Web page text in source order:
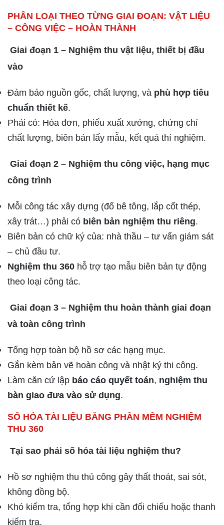
PHÂN LOẠI THEO TỪNG GIAI ĐOẠN: VẬT LIỆU
– CÔNG VIỆC – HOÀN THÀNH
Giai đoạn 1 – Nghiệm thu vật liệu, thiết bị đầu
vào
Đảm bảo nguồn gốc, chất lượng, và phù hợp tiêu
chuẩn thiết kế.
Phải có: Hóa đơn, phiếu xuất xưởng, chứng chỉ
chất lượng, biên bản lấy mẫu, kết quả thí nghiệm.
Giai đoạn 2 – Nghiệm thu công việc, hạng mục
công trình
Mỗi công tác xây dựng (đổ bê tông, lắp cốt thép,
xây trát…) phải có biên bản nghiệm thu riêng.
Biên bản có chữ ký của: nhà thầu – tư vấn giám sát
– chủ đầu tư.
Nghiệm thu 360 hỗ trợ tạo mẫu biên bản tự động
theo loại công tác.
Giai đoạn 3 – Nghiệm thu hoàn thành giai đoạn
và toàn công trình
Tổng hợp toàn bộ hồ sơ các hạng mục.
Gắn kèm bản vẽ hoàn công và nhật ký thi công.
Làm căn cứ lập báo cáo quyết toán, nghiệm thu
bàn giao đưa vào sử dụng.
SỐ HÓA TÀI LIỆU BẰNG PHẦN MỀM NGHIỆM
THU 360
Tại sao phải số hóa tài liệu nghiệm thu?
Hồ sơ nghiệm thu thủ công gây thất thoát, sai sót,
không đồng bộ.
Khó kiểm tra, tổng hợp khi cần đối chiếu hoặc thanh
kiểm tra.